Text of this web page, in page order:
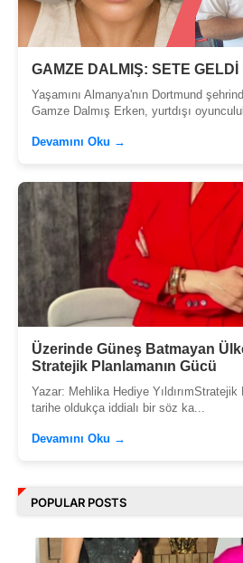
GAMZE DALMIŞ: SETE GELDİ
Yaşamını Almanya'nın Dortmund
Gamze Dalmış Erken, yurtdışı
Devamını Oku →
Üzerinde Güneş Batmayan
Stratejik Planlamanın Gücü
Yazar: Mehlika Hediye
tarihe oldukça iddialı bir söz ka...
Devamını Oku →
POPULAR POSTS